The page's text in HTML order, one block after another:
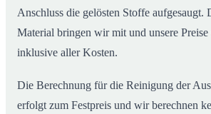
Anschluss die gelösten Stoffe aufgesaugt.
Material bringen wir mit und unsere
inklusive aller Kosten.
Die Berechnung für die Reinigung der
erfolgt zum Festpreis und wir berechnen